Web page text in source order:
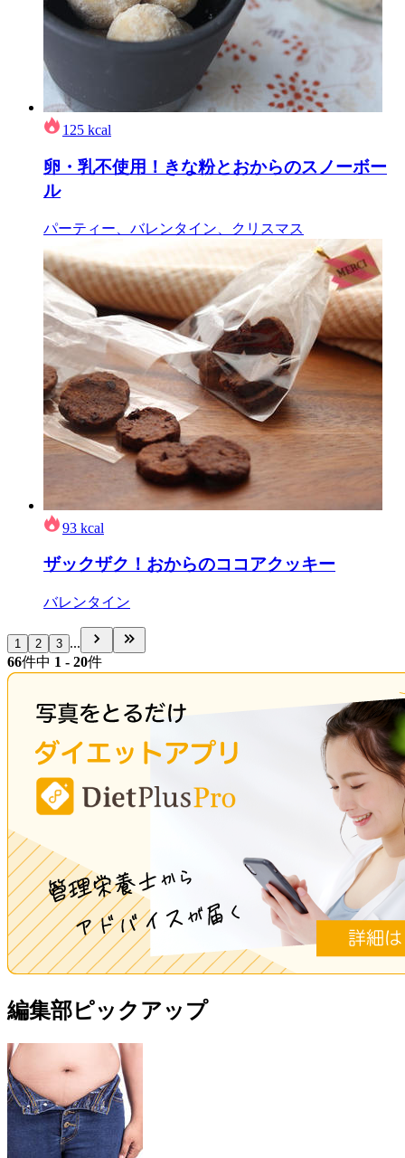
125 kcal
卵・乳不使用！きな粉とおからのスノーボー
ル
パーティー、バレンタイン、クリスマス
93 kcal
ザックザク！おからのココアクッキー
バレンタイン
1 2 3 ...
66件中 1 - 20件
編集部ピックアップ